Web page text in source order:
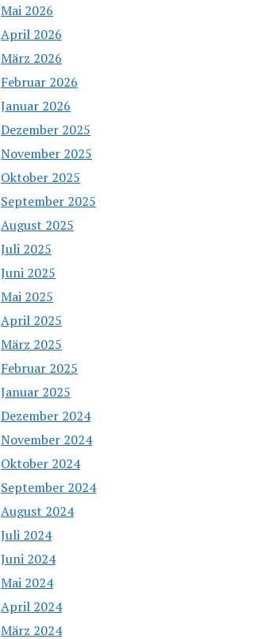
Mai 2026
April 2026
März 2026
Februar 2026
Januar 2026
Dezember 2025
November 2025
Oktober 2025
September 2025
August 2025
Juli 2025
Juni 2025
Mai 2025
April 2025
März 2025
Februar 2025
Januar 2025
Dezember 2024
November 2024
Oktober 2024
September 2024
August 2024
Juli 2024
Juni 2024
Mai 2024
April 2024
März 2024